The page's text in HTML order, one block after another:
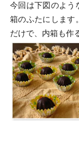
今回は下図のよう
箱のふたにします
だけで、内箱も作